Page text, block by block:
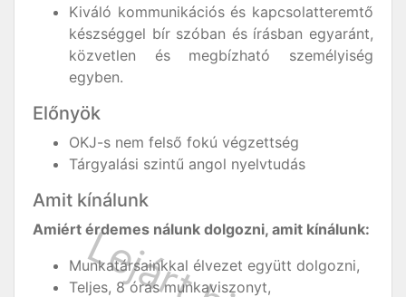
Kiváló kommunikációs és kapcsolatteremtő
készséggel bír szóban és írásban egyaránt,
közvetlen és megbízható személyiség
egyben.
Előnyök
OKJ-s nem felső fokú végzettség
Tárgyalási szintű angol nyelvtudás
Amit kínálunk
Amiért érdemes nálunk dolgozni, amit kínálunk:
Munkatársainkkal élvezet együtt dolgozni,
Teljes, 8 órás munkaviszonyt,